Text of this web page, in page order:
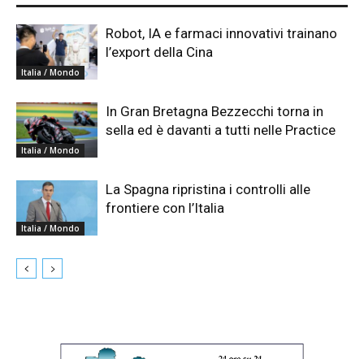
Italia / Mondo
Robot, IA e farmaci innovativi trainano
l’export della Cina
Italia / Mondo
In Gran Bretagna Bezzecchi torna in
sella ed è davanti a tutti nelle Practice
Italia / Mondo
La Spagna ripristina i controlli alle
frontiere con l’Italia